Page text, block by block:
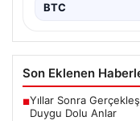
BTC
Son Eklenen
■Yıllar Sonra
Duygu Dolu Anlar